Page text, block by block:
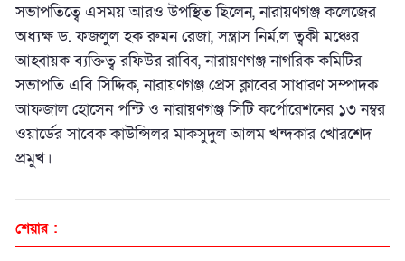
সভাপতিত্বে এসময় আরও উপস্থিত ছিলেন, নারায়ণগঞ্জ কলেজের
অধ্যক্ষ ড. ফজলুল হক রুমন রেজা, সন্ত্রাস নির্ম‚ল ত্বকী মঞ্চের
আহ্বায়ক ব্যক্তিত্ব রফিউর রাব্বি, নারায়ণগঞ্জ নাগরিক কমিটির
সভাপতি এবি সিদ্দিক, নারায়ণগঞ্জ প্রেস ক্লাবের সাধারণ সম্পাদক
আফজাল হোসেন পন্টি ও নারায়ণগঞ্জ সিটি কর্পোরেশনের ১৩ নম্বর
ওয়ার্ডের সাবেক কাউন্সিলর মাকসুদুল আলম খন্দকার খোরশেদ
প্রমুখ।
শেয়ার :